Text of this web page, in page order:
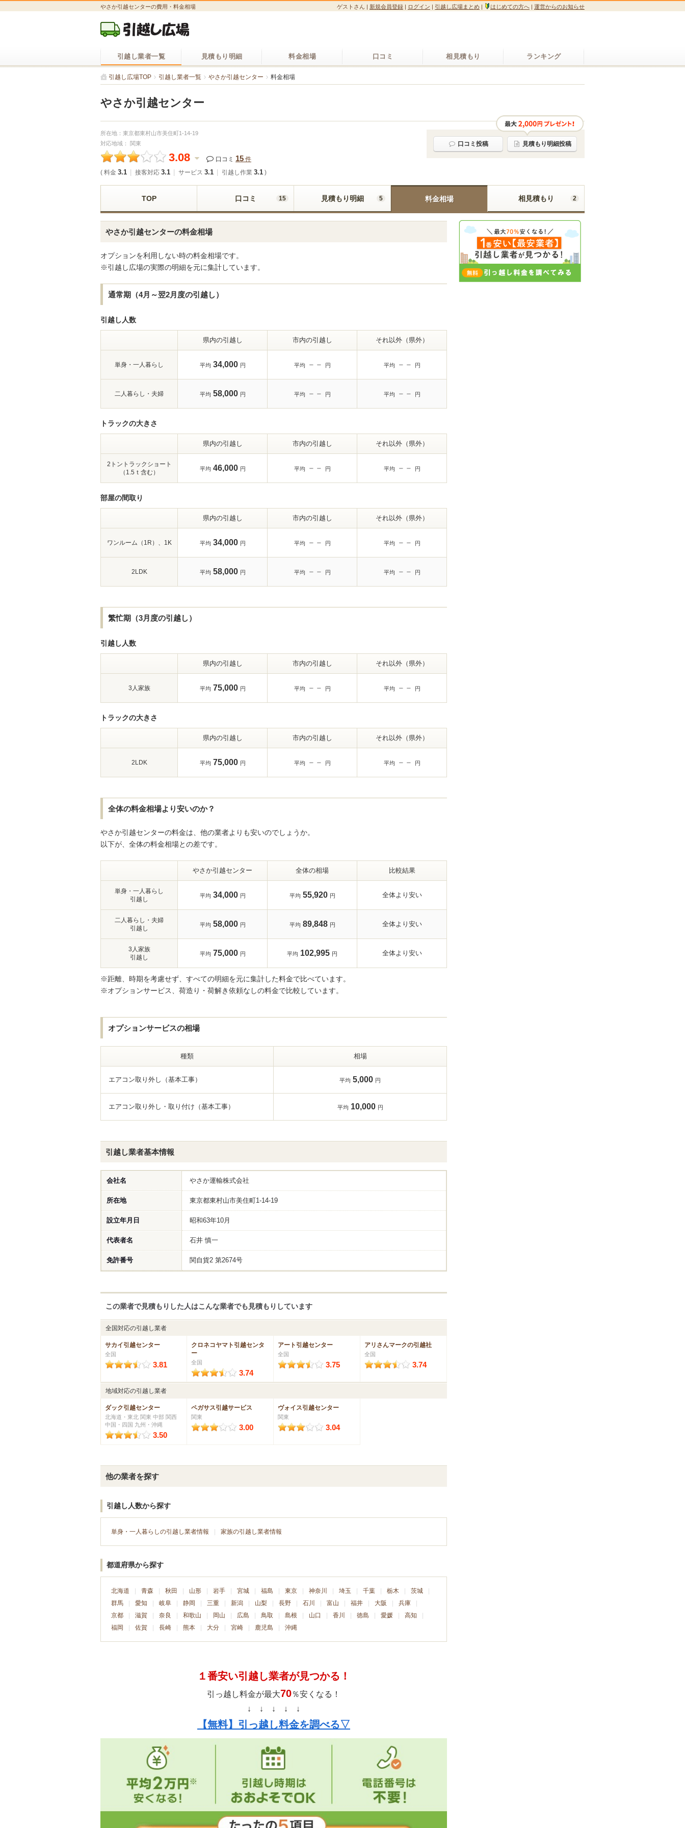
やさか引越センターの費用・料金相場 ゲストさん | 新規会員登録 | ログイン | 引越し広場まとめ | はじめての方へ | 運営からのお知らせ
引越し業者一覧 見積もり明細 料金相場 口コミ 相見積もり ランキング
引越し広場TOP 引越し業者一覧 やさか引越センター 料金相場
やさか引越センター
所在地：東京都東村山市美住町1-14-19
対応地域： 関東
3.08 口コミ 15 件
( 料金 3.1 接客対応 3.1 サービス 3.1 引越し作業 3.1 )
口コミ投稿 見積もり明細投稿
TOP 口コミ 15 見積もり明細 5 料金相場 相見積もり 2
やさか引越センターの料金相場
オプションを利用しない時の料金相場です。
※引越し広場の実際の明細を元に集計しています。
通常期（4月～翌2月度の引越し）
引越し人数
県内の引越し 市内の引越し それ以外（県外）
単身・一人暮らし 平均 34,000 円 平均 －－ 円 平均 －－ 円
二人暮らし・夫婦 平均 58,000 円 平均 －－ 円 平均 －－ 円
トラックの大きさ
県内の引越し 市内の引越し それ以外（県外）
2トントラックショート
（1.5ｔ含む）
平均 46,000 円 平均 －－ 円 平均 －－ 円
部屋の間取り
県内の引越し 市内の引越し それ以外（県外）
ワンルーム（1R）、1K 平均 34,000 円 平均 －－ 円 平均 －－ 円
2LDK 平均 58,000 円 平均 －－ 円 平均 －－ 円
繁忙期（3月度の引越し）
引越し人数
県内の引越し 市内の引越し それ以外（県外）
3人家族 平均 75,000 円 平均 －－ 円 平均 －－ 円
トラックの大きさ
県内の引越し 市内の引越し それ以外（県外）
2LDK 平均 75,000 円 平均 －－ 円 平均 －－ 円
全体の料金相場より安いのか？
やさか引越センターの料金は、他の業者よりも安いのでしょうか。
以下が、全体の料金相場との差です。
やさか引越センター 全体の相場 比較結果
単身・一人暮らし
引越し
平均 34,000 円 平均 55,920 円 全体より安い
二人暮らし・夫婦
引越し
平均 58,000 円 平均 89,848 円 全体より安い
3人家族
引越し
平均 75,000 円 平均 102,995 円 全体より安い
※距離、時期を考慮せず、すべての明細を元に集計した料金で比べています。
※オプションサービス、荷造り・荷解き依頼なしの料金で比較しています。
オプションサービスの相場
種類 相場
エアコン取り外し（基本工事） 平均 5,000 円
エアコン取り外し・取り付け（基本工事） 平均 10,000 円
引越し業者基本情報
会社名 やさか運輸株式会社
所在地 東京都東村山市美住町1-14-19
設立年月日 昭和63年10月
代表者名 石井 慎一
免許番号 関自貨2 第2674号
この業者で見積もりした人はこんな業者でも見積もりしています
全国対応の引越し業者
サカイ引越センター
全国
3.81
クロネコヤマト引越センタ
ー
全国
3.74
アート引越センター
全国
3.75
アリさんマークの引越社
全国
3.74
地域対応の引越し業者
ダック引越センター
北海道・東北 関東 中部 関西
中国・四国 九州・沖縄
3.50
ペガサス引越サービス
関東
3.00
ヴォイス引越センター
関東
3.04
他の業者を探す
引越し人数から探す
単身・一人暮らしの引越し業者情報 家族の引越し業者情報
都道府県から探す
北海道 青森 秋田 山形 岩手 宮城 福島 東京 神奈川 埼玉 千葉 栃木
茨城
群馬
愛知 岐阜 静岡 三重 新潟 山梨 長野 石川 富山 福井 大阪
兵庫
京都
滋賀 奈良 和歌山 岡山 広島 鳥取 島根 山口 香川 徳島 愛媛
高知
福岡
佐賀 長崎 熊本 大分 宮崎 鹿児島 沖縄
１番安い引越し業者が見つかる！
引っ越し料金が最大70％安くなる！
↓ ↓ ↓ ↓ ↓
【無料】引っ越し料金を調べる▽